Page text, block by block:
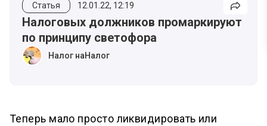
Статья 12.01.22, 12:19
Налоговых должников промаркируют
по принципу светофора
Налог наНалог
Теперь мало просто ликвидировать или